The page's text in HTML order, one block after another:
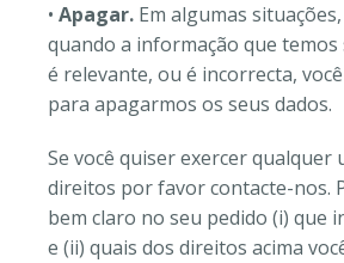
• Apagar. Em algumas
quando a informação que temos
é relevante, ou é incorrecta,
para apagarmos os seus dados.
Se você quiser exercer qualquer
direitos por favor contacte-nos.
bem claro no seu pedido (i) que
e (ii) quais dos direitos acima